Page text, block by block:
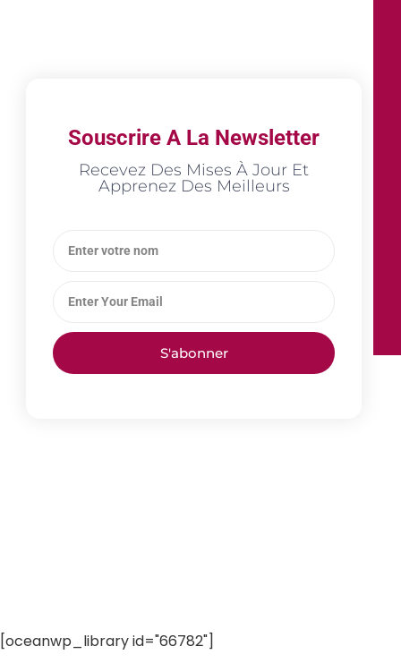
Souscrire A La Newsletter
Recevez Des Mises À Jour Et
Apprenez Des Meilleurs
S'abonner
[oceanwp_library id="66782"]